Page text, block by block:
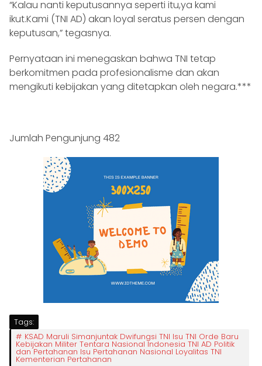
“Kalau nanti keputusannya seperti itu,ya kami
ikut.Kami (TNI AD) akan loyal seratus persen dengan
keputusan,” tegasnya.
Pernyataan ini menegaskan bahwa TNI tetap
berkomitmen pada profesionalisme dan akan
mengikuti kebijakan yang ditetapkan oleh negara.***
Jumlah Pengunjung 482
Tags:
KSAD Maruli Simanjuntak Dwifungsi TNI Isu TNI Orde Baru
Kebijakan Militer Tentara Nasional Indonesia TNI AD Politik
dan Pertahanan Isu Pertahanan Nasional Loyalitas TNI
Kementerian Pertahanan